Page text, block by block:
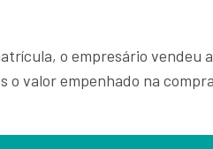
o empresário vendeu a
o valor empenhado na